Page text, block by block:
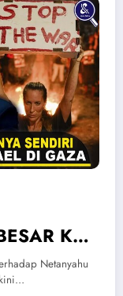
KE
Tentang
Netanyahu